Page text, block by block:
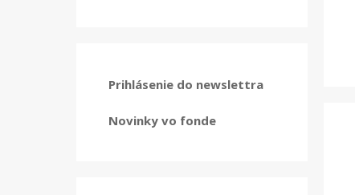
Prihlásenie do newslettra
Novinky vo fonde